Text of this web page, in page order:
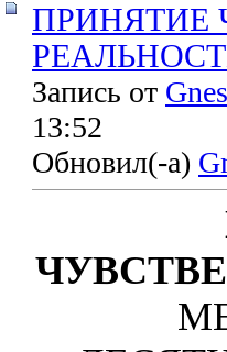
ПРИНЯТИЕ
Запись от
13:52
Обновил(-а)